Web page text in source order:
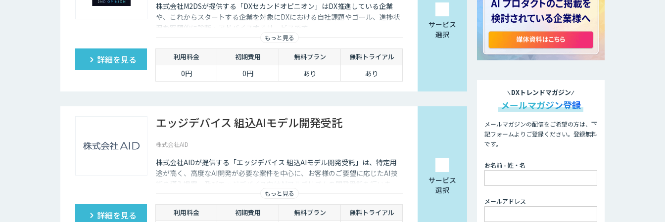
株式会社M2DSが提供する「DXセカンドオピニオン」はDX推進している企業
や、これからスタートする企業を対象にDXにおける自社課題やゴール、進捗状
況を客観的に診断・アドバイスするサービスです
もっと見る
詳細を見る 利用料金 初期費用 無料プラン 無料トライアル
0円 0円 あり あり
サービス
選択
エッジデバイス 組込AIモデル開発受託
株式会社AID
株式会社AIDが提供する「エッジデバイス 組込AIモデル開発受託」は、特定用
途が高く、高度なAI開発が必要な案件を中心に、お客様のご要望に応じたAI技
術の導入提案、及びエッジデバイス向けAIアルゴリズムの開発受託を行いま
す。 Nvidia Jetson、Raspberry Pi、Google Coral TPU、ソラコム S+
Camera、Panasonic Vieureka等、多様なエッジデバイスに対応しており、可
視光カメラに加え、赤外線、LiDARセンサーの活用経験も豊富にございます。
もっと見る
詳細を見る 利用料金 初期費用 無料プラン 無料トライアル
サービス
選択
DXトレンドマガジン
メールマガジン登録
メールマガジンの配信をご希望の方は、下
記フォームよりご登録ください。登録無料
です。
お名前 - 姓・名
メールアドレス